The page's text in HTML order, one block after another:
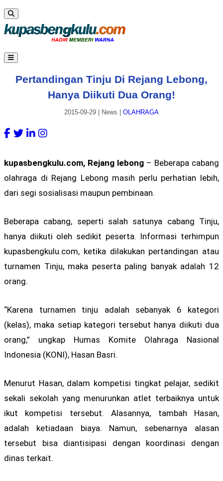
Pertandingan Tinju Di Rejang Lebong,
Hanya Diikuti Dua Orang!
2015-09-29 News OLAHRAGA
kupasbengkulu.com, Rejang lebong – Beberapa cabang
olahraga di Rejang Lebong masih perlu perhatian lebih,
dari segi sosialisasi maupun pembinaan.
Beberapa cabang, seperti salah satunya cabang Tinju,
hanya diikuti oleh sedikit peserta. Informasi terhimpun
kupasbengkulu.com, ketika dilakukan pertandingan atau
turnamen Tinju, maka peserta paling banyak adalah 12
orang.
“Karena turnamen tinju adalah sebanyak 6 kategori
(kelas), maka setiap kategori tersebut hanya diikuti dua
orang,” ungkap Humas Komite Olahraga Nasional
Indonesia (KONI), Hasan Basri.
Menurut Hasan, dalam kompetisi tingkat pelajar, sedikit
sekali sekolah yang menurunkan atlet terbaiknya untuk
ikut kompetisi tersebut. Alasannya, tambah Hasan,
adalah ketiadaan biaya. Namun, sebenarnya alasan
tersebut bisa diantisipasi dengan koordinasi dengan
dinas terkait.